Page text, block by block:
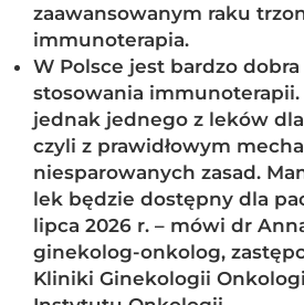
zaawansowanym raku
immunoterapia.
W Polsce jest bardzo
stosowania
jednak jednego z leków
czyli z prawidłowym
niesparowanych zasad.
lek będzie dostępny dla
lipca 2026 r. – mówi dr
ginekolog-onkolog,
Kliniki Ginekologii